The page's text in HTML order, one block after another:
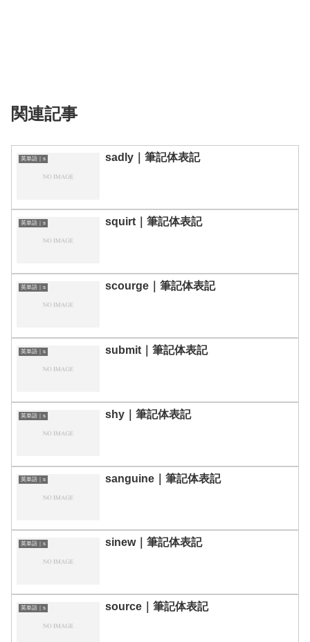
関連記事
英単語｜s sadly｜筆記体表記
英単語｜s squirt｜筆記体表記
英単語｜s scourge｜筆記体表記
英単語｜s submit｜筆記体表記
英単語｜s shy｜筆記体表記
英単語｜s sanguine｜筆記体表記
英単語｜s sinew｜筆記体表記
英単語｜s source｜筆記体表記